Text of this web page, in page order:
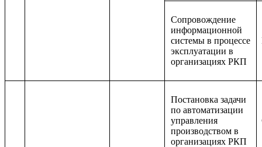
Сопровождение
информационной
системы в процессе
эксплуатации в
организациях РКП
Постановка задачи
по автоматизации
управления
производством в
организациях РКП